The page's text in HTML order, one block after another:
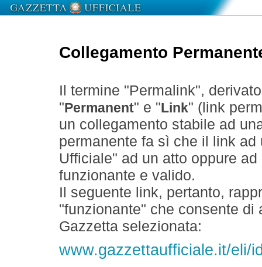
Collegamento
Il termine "Permalink",
" Permanent" e " Link" (link
un collegamento stabile ad
permanente fa sì che il link
Ufficiale" ad un atto oppure
funzionante e valido.
Il seguente link, pertanto,
"funzionante" che consente
Gazzetta selezionata:
www.gazzettaufficiale.it/eli/